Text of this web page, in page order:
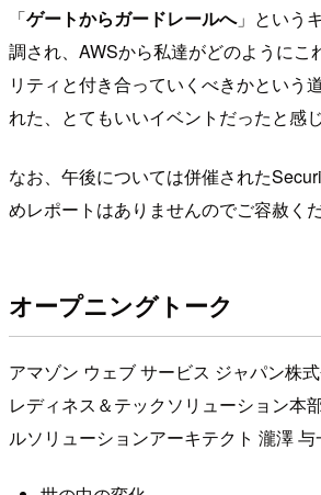
「ゲートからガードレールへ」という
調され、AWSから私達がどのようにこ
リティと付き合っていくべきかという
れた、とてもいいイベントだったと感じ
なお、午後については併催された
めレポートはありませんのでご容赦くだ
オープニングトーク
アマゾン ウェブ サービス ジャパン株
レディネス＆テックソリューション本
ルソリューションアーキテクト 瀧澤 与